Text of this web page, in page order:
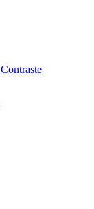
Contraste